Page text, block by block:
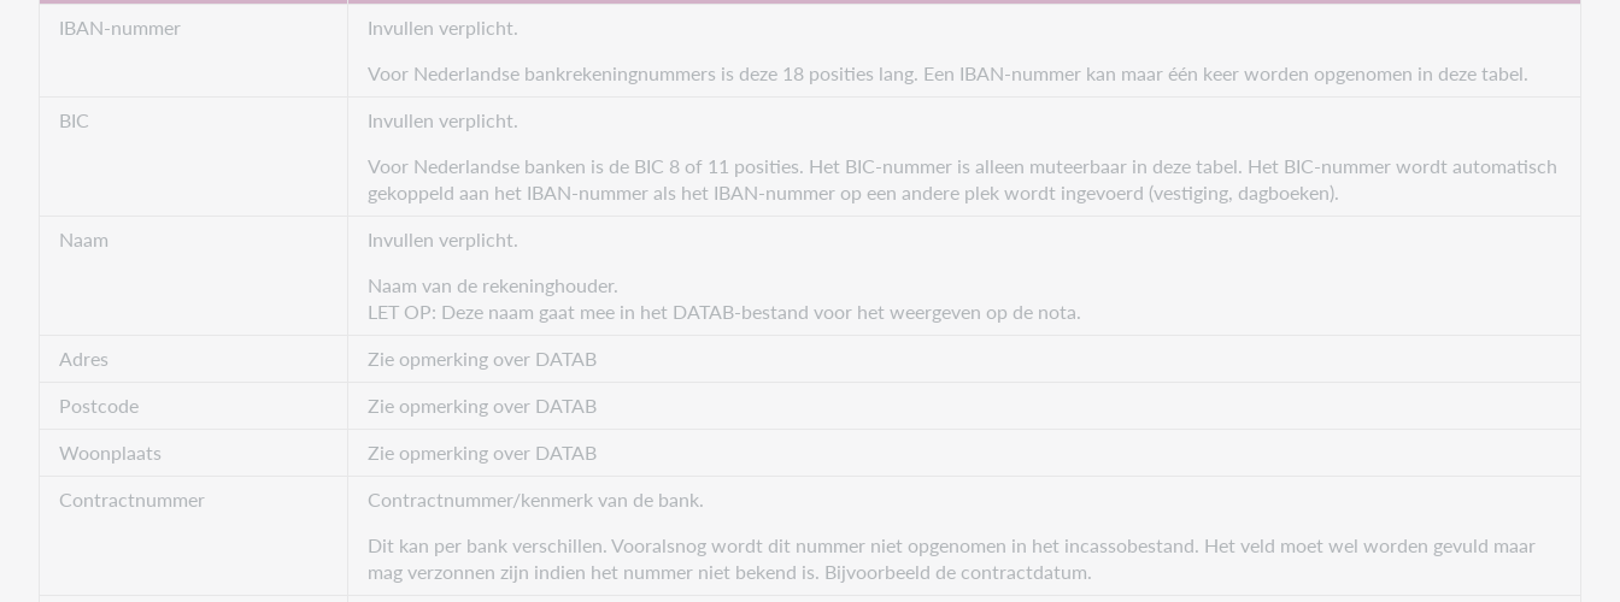
IBAN-nummer
Invullen verplicht.
Voor Nederlandse bankrekeningnummers is deze 18 posities lang. Een IBAN-nummer kan maar één keer worden opgenomen in deze tabel.
BIC
Invullen verplicht.
Voor Nederlandse banken is de BIC 8 of 11 posities. Het BIC-nummer is alleen muteerbaar in deze tabel. Het BIC-nummer wordt automatisch
gekoppeld aan het IBAN-nummer als het IBAN-nummer op een andere plek wordt ingevoerd (vestiging, dagboeken).
Naam
Invullen verplicht.
Naam van de rekeninghouder.
LET OP: Deze naam gaat mee in het DATAB-bestand voor het weergeven op de nota.
Adres
Zie opmerking over DATAB
Postcode
Zie opmerking over DATAB
Woonplaats
Zie opmerking over DATAB
Contractnummer
Contractnummer/kenmerk van de bank.
Dit kan per bank verschillen. Vooralsnog wordt dit nummer niet opgenomen in het incassobestand. Het veld moet wel worden gevuld maar
mag verzonnen zijn indien het nummer niet bekend is. Bijvoorbeeld de contractdatum.